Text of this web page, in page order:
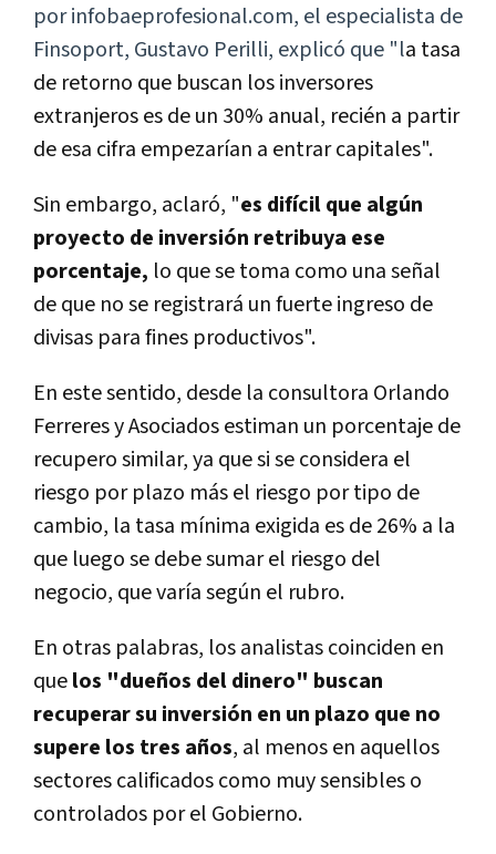
por infobaeprofesional.com, el especialista de
Finsoport, Gustavo Perilli, explicó que "la tasa
de retorno que buscan los inversores
extranjeros es de un 30% anual, recién a partir
de esa cifra empezarí­an a entrar capitales".
Sin embargo, aclaró, "es difí­cil que algún
proyecto de inversión retribuya ese
porcentaje, lo que se toma como una señal
de que no se registrará un fuerte ingreso de
divisas para fines productivos".
En este sentido, desde la consultora Orlando
Ferreres y Asociados estiman un porcentaje de
recupero similar, ya que si se considera el
riesgo por plazo más el riesgo por tipo de
cambio, la tasa mí­nima exigida es de 26% a la
que luego se debe sumar el riesgo del
negocio, que varí­a según el rubro.
En otras palabras, los analistas coinciden en
quelos "dueños del dinero" buscan
recuperar su inversión en un plazo que no
supere los tres años, al menos en aquellos
sectores calificados como muy sensibles o
controlados por el Gobierno.